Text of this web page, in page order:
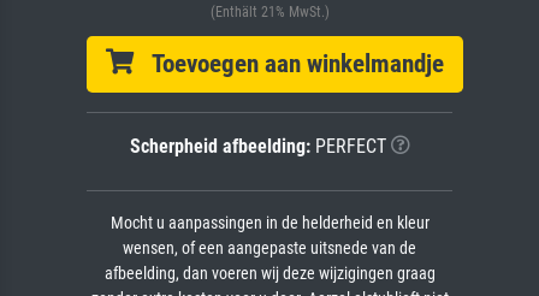
(Enthält 21% MwSt.)
Toevoegen aan winkelmandje
Scherpheid afbeelding:PERFECT
Mocht u aanpassingen in de helderheid en kleur
wensen, of een aangepaste uitsnede van de
afbeelding, dan voeren wij deze wijzigingen graag